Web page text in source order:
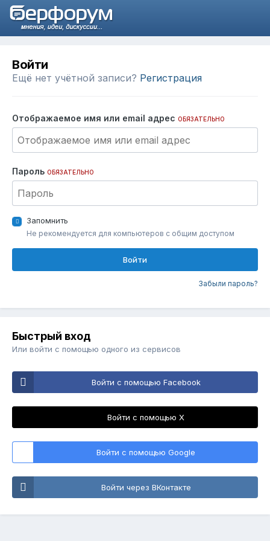
Войти
Ещё нет учётной записи? Регистрация
Отображаемое имя или email адрес ОБЯЗАТЕЛЬНО
Пароль ОБЯЗАТЕЛЬНО
Запомнить
Не рекомендуется для компьютеров с общим доступом
Войти
Забыли пароль?
Быстрый вход
Или войти с помощью одного из сервисов
Войти с помощью Facebook
Войти с помощью X
Войти с помощью Google
Войти через ВКонтакте